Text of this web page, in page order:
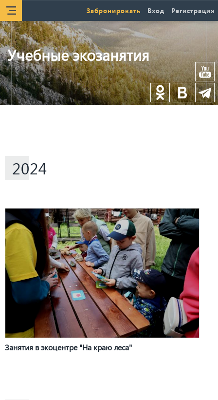
Забронировать Вход Регистрация
Учебные экозанятия
2024
Занятия в экоцентре "На краю леса"